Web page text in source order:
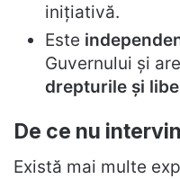
inițiativă.
Este
Guvernului și are
drepturile și
De ce nu
Există mai multe